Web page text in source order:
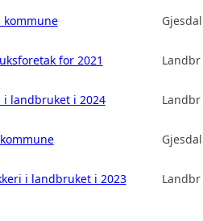
kommune
for 2021
i landbruket i 2024
i landbruket i 2023